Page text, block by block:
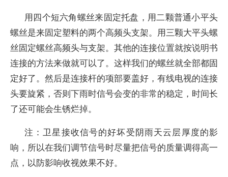
用四个短六角螺丝来固定托盘，用二颗普通小平头
螺丝是来固定塑料的两个高频头支架。用三颗大平头螺
丝固定螺丝高频头与支架。其他的连接位置就按说明书
连接的方法来做就可以了。这样我们的螺丝就全部都固
定好了。然后是连接杆的项部要盖好，有线电视的连接
头要旋紧，否则下雨时信号会变的非常的稳定，时间长
了还可能会生锈烂掉。
注：卫星接收信号的好坏受阴雨天云层厚度的影
响，所以在我们调节信号时尽量把信号的质量调得高一
点，以防影响收视效果不好。